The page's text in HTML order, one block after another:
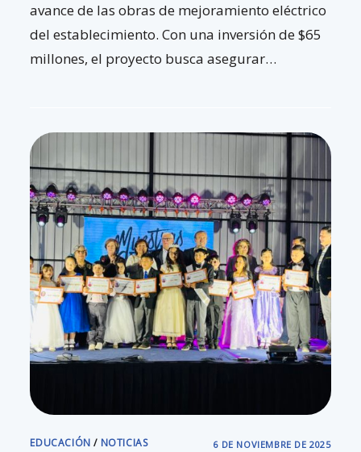
avance de las obras de mejoramiento eléctrico
del establecimiento. Con una inversión de $65
millones, el proyecto busca asegurar…
EDUCACIÓN / NOTICIAS 6 DE NOVIEMBRE DE 2025